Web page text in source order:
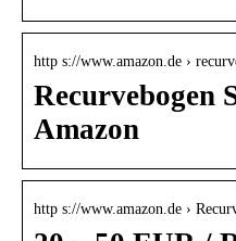
http s://www.amazon.de ›
Recurvebogen
Amazon
http s://www.amazon.de ›